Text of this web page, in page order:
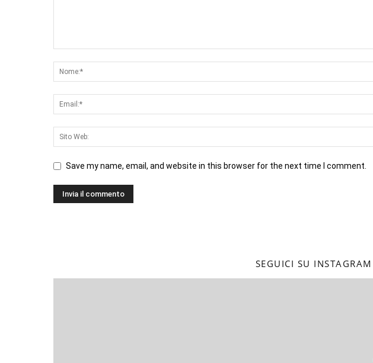
Save my name, email, and website in this browser for the next time I comment.
SEGUICI SU INSTAGRAM